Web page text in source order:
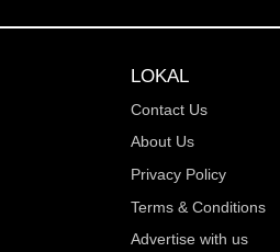
LOKAL
Contact Us
About Us
Privacy Policy
Terms & Conditions
Advertise with us